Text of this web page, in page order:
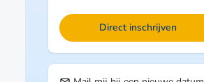
Direct inschrijven